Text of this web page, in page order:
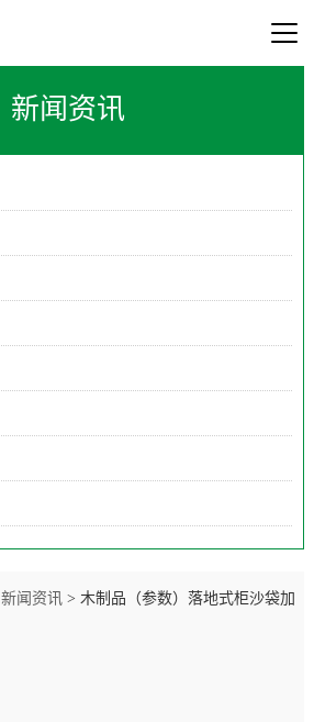
新闻资讯
新闻资讯> 木制品（参数）落地式柜沙袋加